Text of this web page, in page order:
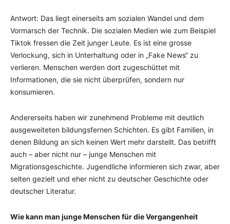
Antwort: Das liegt einerseits am sozialen Wandel und dem
Vormarsch der Technik. Die sozialen Medien wie zum Beispiel
Tiktok fressen die Zeit junger Leute. Es ist eine grosse
Verlockung, sich in Unterhaltung oder in „Fake News“ zu
verlieren. Menschen werden dort zugeschüttet mit
Informationen, die sie nicht überprüfen, sondern nur
konsumieren.
Andererseits haben wir zunehmend Probleme mit deutlich
ausgeweiteten bildungsfernen Schichten. Es gibt Familien, in
denen Bildung an sich keinen Wert mehr darstellt. Das betrifft
auch – aber nicht nur – junge Menschen mit
Migrationsgeschichte. Jugendliche informieren sich zwar, aber
selten gezielt und eher nicht zu deutscher Geschichte oder
deutscher Literatur.
Wie kann man junge Menschen für die Vergangenheit